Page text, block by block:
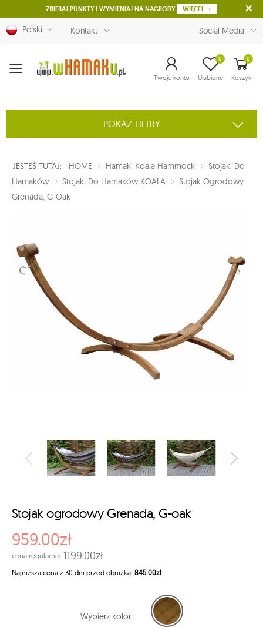
ZBIERAJ PUNKTY I WYMIENIAJ NA NAGRODY WIĘCEJ
Polski Kontakt Social Media
Menu Twoje konto Ulubione
0 0
Koszyk
POKAŻ FILTRY
JESTEŚ TUTAJ: HOME Hamaki Koala Hammock
Stojaki Do
Hamaków
Stojaki Do Hamaków KOALA
Stojak Ogrodowy
Grenada, G-Oak
Stojak ogrodowy Grenada, G-oak
959.00zł
cena regularna: 1199.00zł
Najniższa cena z 30 dni przed obniżką: 845.00zł
Wybierz kolor: